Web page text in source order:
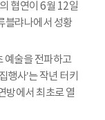
협연이 6월 12일
블랴나에서 성황
예술을 전파하고
사’는 작년 터키
방에서 최초로 열